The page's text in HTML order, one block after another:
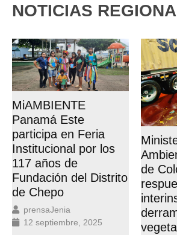
NOTICIAS
MiAMBIENTE
Panamá Este
participa en Feria
Institucional por los
117 años de
Fundación del Distrito
de Chepo
prensaJenia
12 septiembre, 2025
de
vegetal